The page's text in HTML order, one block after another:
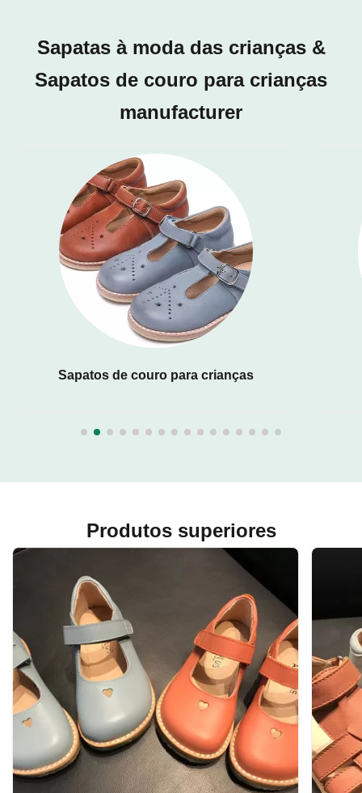
Sapatas à moda das crianças &
Sapatos de couro para crianças
manufacturer
Sapatos de couro para crianças
Produtos superiores